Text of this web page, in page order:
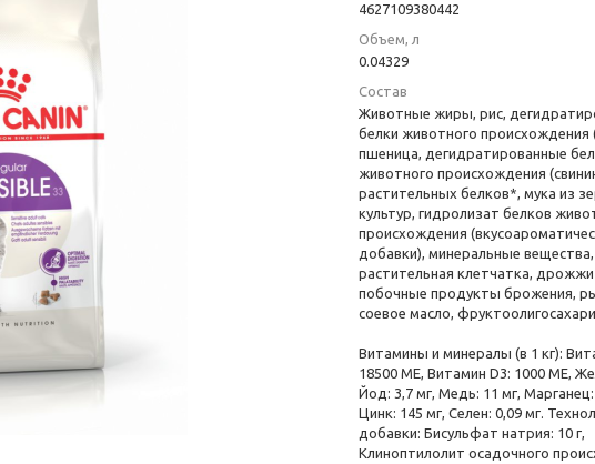
4627109380442
Объем, л
0.04329
Состав
Животные жиры, рис,
белки животного происхождения
пшеница, дегидратированные
животного происхождения
растительных белков*, мука из
культур, гидролизат белков
происхождения
добавки), минеральные вещества,
растительная клетчатка, дрожжи
побочные продукты брожения,
соевое масло,
Витамины и минералы (в 1 кг):
18500 ME, Витамин D3: 1000 ME,
Йод: 3,7 мг, Медь: 11 мг, Марганец:
Цинк: 145 мг, Ceлeн: 0,09 мг.
добавки: Бисульфат натрия: 10 г,
Клиноптилолит осадочного